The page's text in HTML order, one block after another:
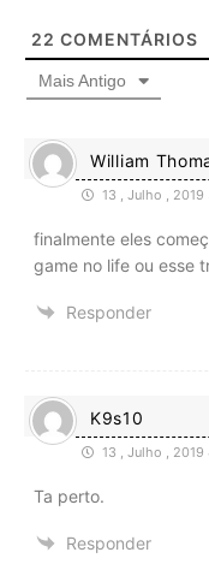
22 COMENTÁRIOS
Mais Antigo
William
13 , Julho , 2019
finalmente eles
game no life ou esse
Responder
K9s10
13 , Julho , 2019
Ta perto.
Responder